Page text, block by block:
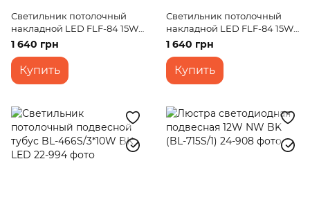
Светильник потолочный
накладной LED FLF-84 15W
WW BK
1 640 грн
Купить
Светильник потолочный
накладной LED FLF-84 15W
NW WH
1 640 грн
Купить